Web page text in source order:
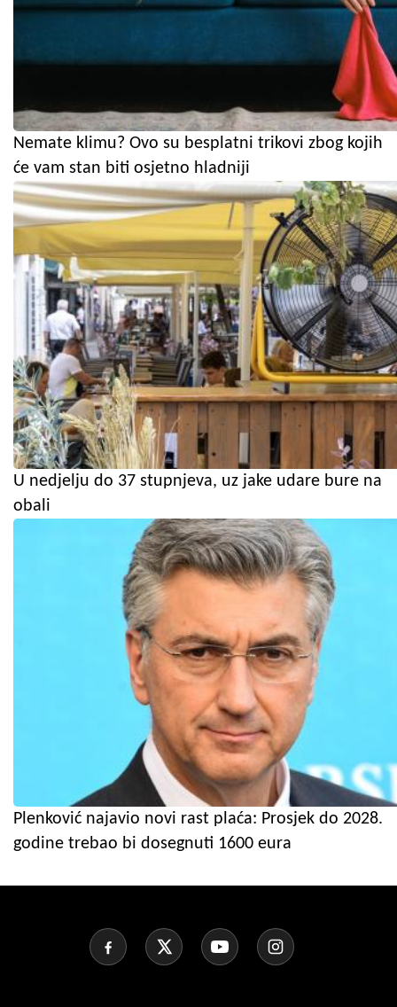
Nemate klimu? Ovo su besplatni trikovi zbog kojih
će vam stan biti osjetno hladniji
U nedjelju do 37 stupnjeva, uz jake udare bure na
obali
Plenković najavio novi rast plaća: Prosjek do 2028.
godine trebao bi dosegnuti 1600 eura